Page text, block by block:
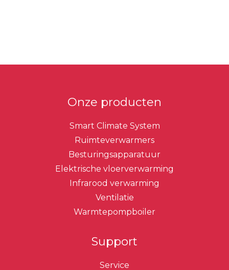
Sidebar
Onze producten
Smart Climate System
Ruimteverwarmers
Besturingsapparatuur
Elektrische vloerverwarming
Infrarood verwarming
Ventilatie
Warmtepompboiler
Support
Service